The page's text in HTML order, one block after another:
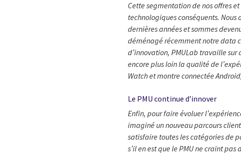
Cette segmentation de nos offres
technologiques conséquents.
dernières années et sommes
déménagé récemment notre data
d’innovation, PMULab travaille
encore plus loin la qualité de
Watch et montre connectée
Le PMU continue d’innover
Enfin, pour faire évoluer
imaginé un nouveau parcours
satisfaire toutes les catégories de
s’il en est que le PMU ne craint pas